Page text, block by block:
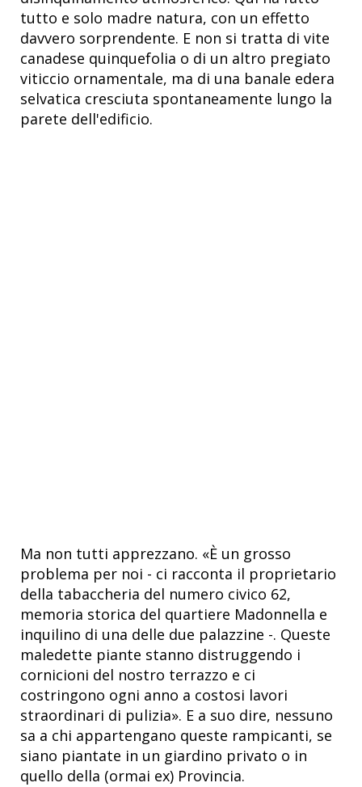
tutto e solo madre natura, con un effetto
davvero sorprendente. E non si tratta di vite
canadese quinquefolia o di un altro pregiato
viticcio ornamentale, ma di una banale edera
selvatica cresciuta spontaneamente lungo la
parete dell'edificio.
Ma non tutti apprezzano. «È un grosso
problema per noi - ci racconta il proprietario
della tabaccheria del numero civico 62,
memoria storica del quartiere Madonnella e
inquilino di una delle due palazzine -. Queste
maledette piante stanno distruggendo i
cornicioni del nostro terrazzo e ci
costringono ogni anno a costosi lavori
straordinari di pulizia». E a suo dire, nessuno
sa a chi appartengano queste rampicanti, se
siano piantate in un giardino privato o in
quello della (ormai ex) Provincia.